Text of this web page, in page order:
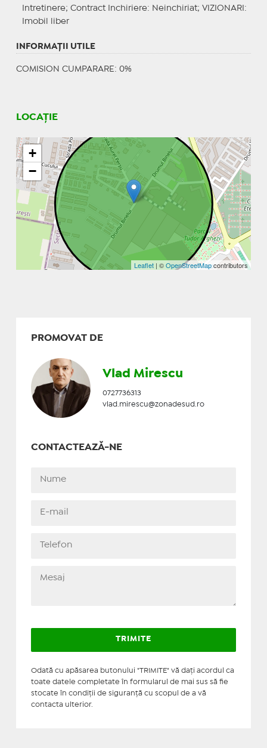
Intretinere; Contract Inchiriere: Neinchiriat; VIZIONARI :
Imobil liber
INFORMAŢII UTILE
COMISION CUMPARARE: 0%
LOCAȚIE
+
−
Leaflet | ©OpenStreetMapcontributors
PROMOVAT DE
Vlad Mirescu
0727736313
vlad.mirescu@zonadesud.ro
CONTACTEAZĂ-NE
Odată cu apăsarea butonului "TRIMITE" vă daţi acordul ca
toate datele completate în formularul de mai sus să fie
stocate în condiţii de siguranţă cu scopul de a vă
contacta ulterior.